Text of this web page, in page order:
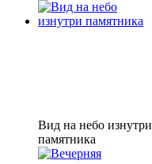
Вид на небо изнутри
памятника